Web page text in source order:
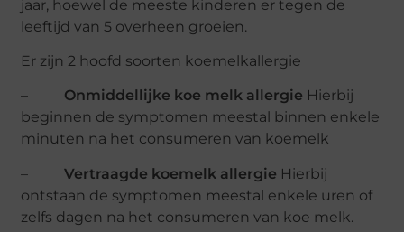
jaar, hoewel de meeste kinderen er tegen de
leeftijd van 5 overheen groeien.
Er zijn 2 hoofd soorten koemelkallergie
– Onmiddellijke koe melk allergie Hierbij
beginnen de symptomen meestal binnen enkele
minuten na het consumeren van koemelk
–Vertraagde koemelk allergie Hierbij
ontstaan de symptomen meestal enkele uren of
zelfs dagen na het consumeren van koe melk.